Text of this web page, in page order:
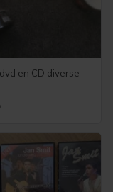
en CD diverse